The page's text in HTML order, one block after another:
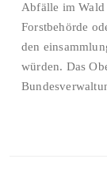
Abfälle im Wald
Forstbehörde
den
würden. Das